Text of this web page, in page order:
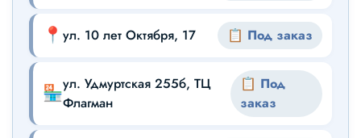
📍 ул. 10 лет Октября, 17 📋 Под заказ
🏪ул. Удмуртская 255б, ТЦ
Флагман
📋 Под
заказ